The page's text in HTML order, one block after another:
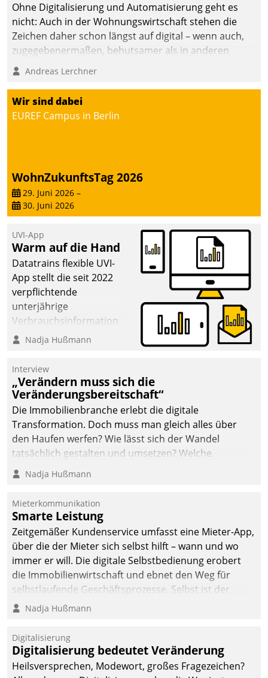
Ohne Digitalisierung und Automatisierung geht es
nicht: Auch in der Wohnungswirtschaft stehen die
Zeichen daher schon längst auf digital – wenn auch,
zugegebenermaßen, behutsamer als in anderen
Branchen.
Andreas Lerchner
Wir sind dabei
EUREF Campus in Berlin
WohnZukunftsTag 2026
29. Juni 2026 –
30. Juni 2026
UVI-App
Warm auf die Hand
Datatrains flexible UVI-
App stellt die seit 2022
verpflichtende
unterjährige
Verbrauchsinformation
schnell, zuverlässig und
Die monatlichen
Mitteilungen zum
Heizungs- und
Wasserverbrauch gehen
automatisiert, vollständig
und auf Wunsch über
mehrere zuvor
Kommunikationswege bei
Nadja Hußmann
Interview
„Verändern muss sich die
Veränderungsbereitschaft“
Die Immobilienbranche erlebt die digitale
Transformation. Doch muss man gleich alles über
den Haufen werfen? Wie lässt sich der Wandel
tatsächlich gestalten und umsetzen? Welche
Argumente zählen wirklich?
Nadja Hußmann
Mieterkommunikation
Smarte Leistung
Zeitgemäßer Kundenservice umfasst eine Mieter-App,
über die der Mieter sich selbst hilft – wann und wo
immer er will. Die digitale Selbstbedienung erobert
die Immobilienwirtschaft und ebnet den Weg für
selbstlaufende Geschäftsprozesse. Selbst ist der
Kunde und smart der Serviceanbieter.
Nadja Hußmann
Digitalisierung
Digitalisierung bedeutet Veränderung
Heilsversprechen, Modewort, großes Fragezeichen?